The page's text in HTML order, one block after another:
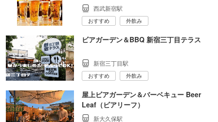
西武新宿駅
おすすめ 外飲み
ビアガーデン＆BBQ 新宿三丁目テラス
新宿三丁目駅
おすすめ 外飲み
屋上ビアガーデン＆バーベキュー Beer
Leaf（ビアリーフ）
新大久保駅